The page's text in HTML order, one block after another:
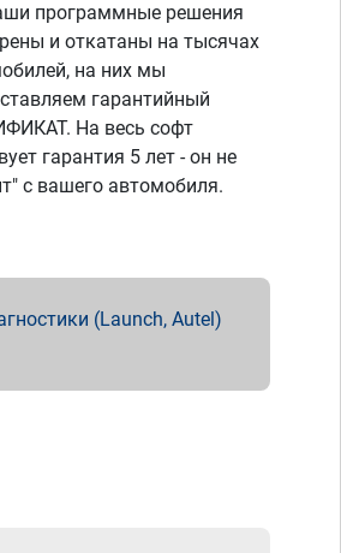
программные решения
и откатаны на тысячах
на них мы
гарантийный
На весь софт
гарантия 5 лет - он не
с вашего автомобиля.
(Launch, Autel)